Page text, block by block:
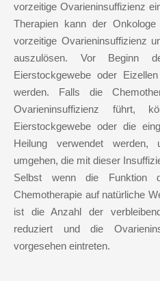
vorzeitige Ovarieninsuffizienz
Therapien kann der
vorzeitige Ovarieninsuffizienz
auszulösen. Vor Beginn
Eierstockgewebe oder
werden. Falls die
Ovarieninsuffizienz führt,
Eierstockgewebe oder die
Heilung verwendet
umgehen, die mit dieser
Selbst wenn die Funktion
Chemotherapie auf natürliche
ist die Anzahl der
reduziert und die
vorgesehen eintreten.